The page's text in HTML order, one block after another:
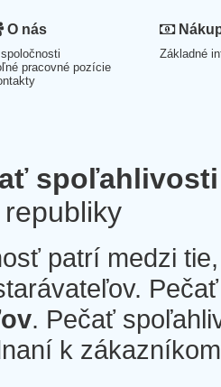
O nás
pracovné pozície
Základné
spoľahlivosti
patrí medzi
. Pečať
k